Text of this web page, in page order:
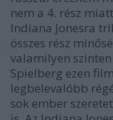
nem a 4. rész
Indiana Jonesra
összes rész
valamilyen
Spielberg ezen
legbelevalóbb
sok ember